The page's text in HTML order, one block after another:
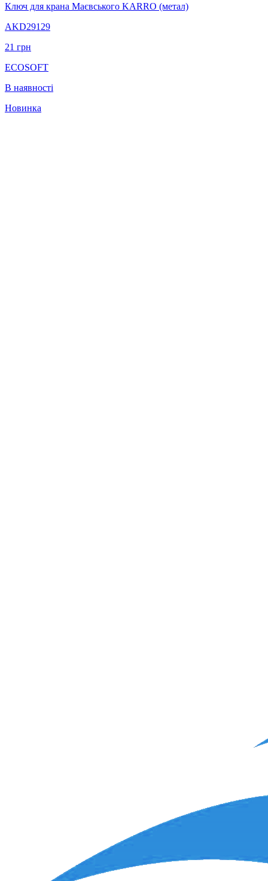
Ключ для крана Маєвського KARRO (метал)
AKD29129
21 грн
ECOSOFT
В наявності
Новинка